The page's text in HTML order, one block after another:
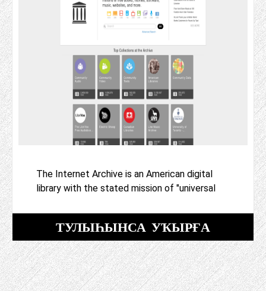
The Internet Archive is an American digital
library with the stated mission of "universal
ТУЛЫҺЫНСА УҠЫРҒА